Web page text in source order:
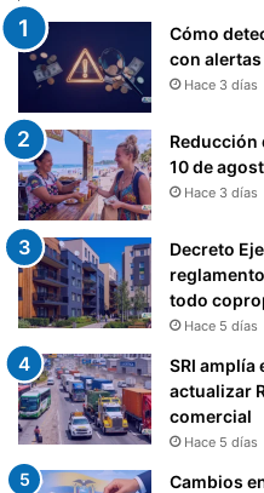
Cómo
con
Hace 3 días
Reducción
10 de
Hace 3 días
Decreto
todo
Hace 5 días
SRI amplía
actualizar
comercial
Hace 5 días
Cambios